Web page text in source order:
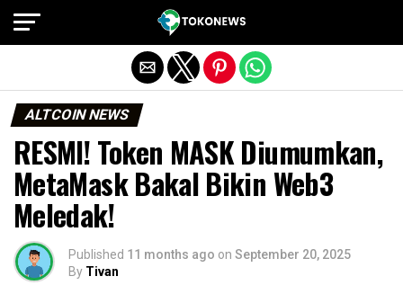
ALTCOIN NEWS
RESMI! Token MASK Diumumkan,
MetaMask Bakal Bikin Web3
Meledak!
Published 11 months ago on September 20, 2025
By Tivan
Exit mobile version